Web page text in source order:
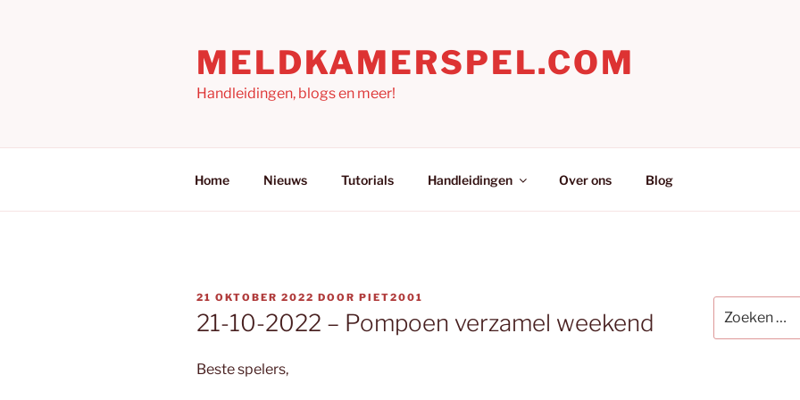
MELDKAMERSPEL.COM
Handleidingen, blogs en meer!
Home Nieuws Tutorials Handleidingen Over ons Blog
GEPLAATST
OP
21 OKTOBER 2022 DOOR PIET2001
21-10-2022 – Pompoen verzamel weekend
Beste spelers,
naar: